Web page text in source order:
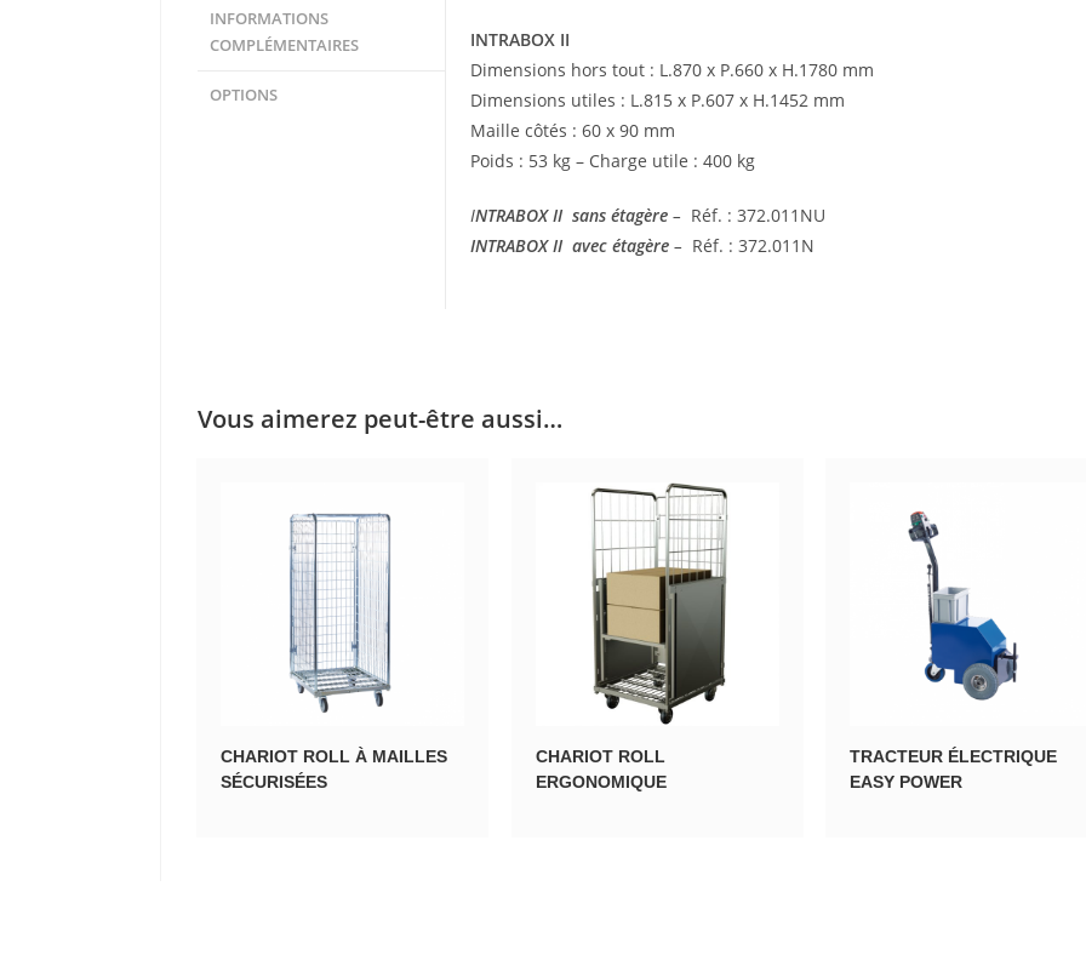
INFORMATIONS
COMPLÉMENTAIRES
OPTIONS
INTRABOX II
Dimensions hors tout : L.870 x P.660 x H.1780 mm
Dimensions utiles : L.815 x P.607 x H.1452 mm
Maille côtés : 60 x 90 mm
Poids : 53 kg – Charge utile : 400 kg
INTRABOX II sans étagère– Réf. : 372.011NU
INTRABOX II avec étagère– Réf. : 372.011N
Vous aimerez peut-être aussi…
CHARIOT ROLL À MAILLES
SÉCURISÉES
CHARIOT ROLL
ERGONOMIQUE
TRACTEUR ÉLECTRIQUE
EASY POWER